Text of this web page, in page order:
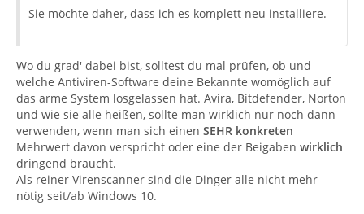
Sie möchte daher, dass ich es komplett neu installiere.
Wo du grad' dabei bist, solltest du mal prüfen, ob und
welche Antiviren-Software deine Bekannte womöglich auf
das arme System losgelassen hat. Avira, Bitdefender, Norton
und wie sie alle heißen, sollte man wirklich nur noch dann
verwenden, wenn man sich einen SEHR konkreten
Mehrwert davon verspricht oder eine der Beigaben wirklich
dringend braucht.
Als reiner Virenscanner sind die Dinger alle nicht mehr
nötig seit/ab Windows 10.